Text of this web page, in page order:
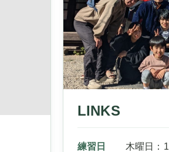
LINKS
練習日 木曜日：